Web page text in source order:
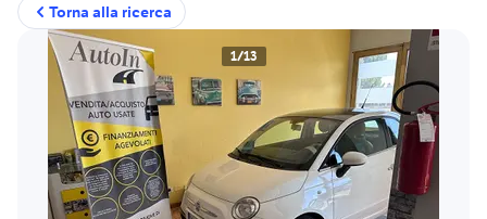
Torna alla ricerca
1/13